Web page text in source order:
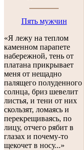
Пять мужчин
«Я лежу на теплом
каменном парапете
набережной, тень от
платана прикрывает
меня от нещадно
палящего полуденного
солнца, бриз шевелит
листья, и тени от них
скользят, ломаясь и
перекрещиваясь, по
лицу, отчего рябит в
глазах и почему-то
щекочет в носу...»